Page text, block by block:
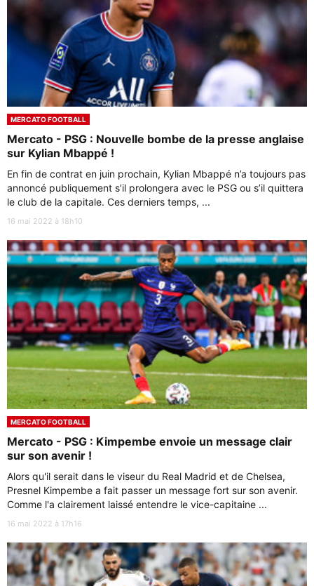
MERCATO FOOTBALL
Mercato - PSG : Nouvelle bombe de la presse anglaise
sur Kylian Mbappé !
En fin de contrat en juin prochain, Kylian Mbappé n’a toujours pas
annoncé publiquement s’il prolongera avec le PSG ou s’il quittera
le club de la capitale. Ces derniers temps, ...
16 mai 2022 à 18h10
MERCATO FOOTBALL
Mercato - PSG : Kimpembe envoie un message clair
sur son avenir !
Alors qu'il serait dans le viseur du Real Madrid et de Chelsea,
Presnel Kimpembe a fait passer un message fort sur son avenir.
Comme l'a clairement laissé entendre le vice-capitaine ...
16 mai 2022 à 17h16